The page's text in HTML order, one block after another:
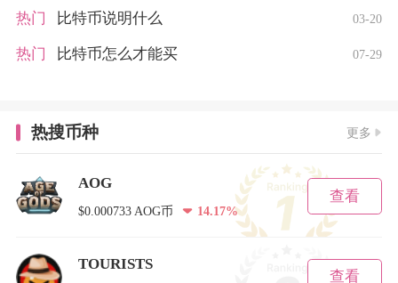
热门 比特币说明什么 03-20
热门 比特币怎么才能买 07-29
热搜币种 更多
AOG
$0.000733 AOG币 14.17%
查看
TOURISTS
查看